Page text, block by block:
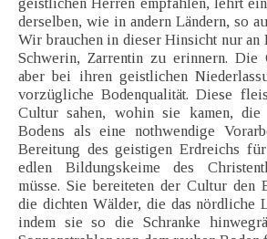
geistlichen Herren empfahlen, lehrt
derselben, wie in andern Ländern, so
Wir brauchen in dieser Hinsicht nur an
Schwerin, Zarrentin zu erinnern. Die
aber bei ihren geistlichen
vorzügliche Bodenqualität. Diese
Cultur sahen, wohin sie kamen, die
Bodens als eine nothwendige
Bereitung des geistigen Erdreichs
edlen Bildungskeime des
müsse. Sie bereiteten der Cultur den
die dichten Wälder, die das nördliche
indem sie so die Schranke